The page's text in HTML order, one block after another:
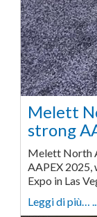
Melett
strong
Melett North
AAPEX 2025,
Expo in Las
Leggi di più… ...